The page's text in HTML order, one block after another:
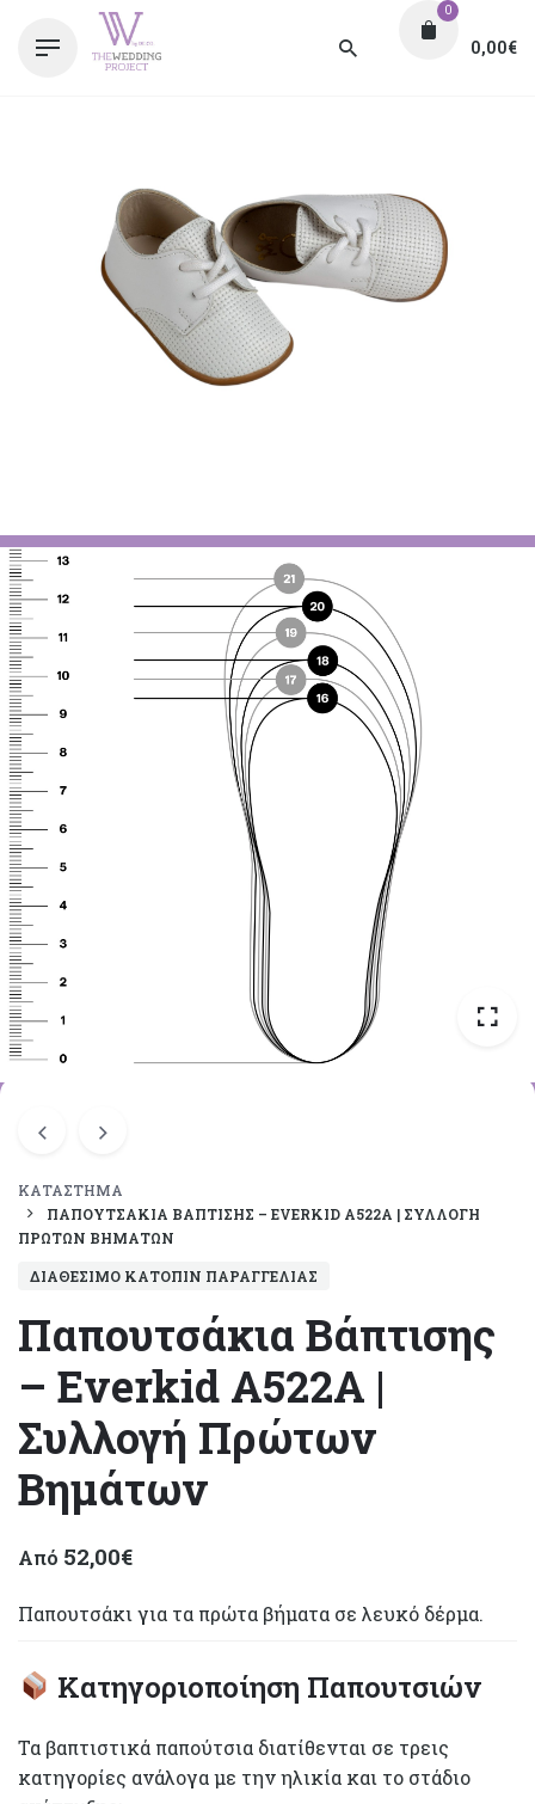
0,00€
0
ΚΑΤΆΣΤΗΜΑ
ΠΑΠΟΥΤΣΆΚΙΑ ΒΆΠΤΙΣΗΣ – EVERKID A522A | ΣΥΛΛΟΓΉ
ΠΡΏΤΩΝ ΒΗΜΆΤΩΝ
ΔΙΑΘΈΣΙΜΟ ΚΑΤΌΠΙΝ ΠΑΡΑΓΓΕΛΊΑΣ
Παπουτσάκια Βάπτισης
– Everkid A522A |
Συλλογή Πρώτων
Βημάτων
Από 52,00€
Παπουτσάκι για τα πρώτα βήματα σε λευκό δέρμα.
Κατηγοριοποίηση Παπουτσιών
Τα βαπτιστικά παπούτσια διατίθενται σε τρεις
κατηγορίες ανάλογα με την ηλικία και το στάδιο